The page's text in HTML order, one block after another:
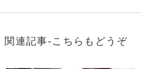
関連記事-こちらもどうぞ